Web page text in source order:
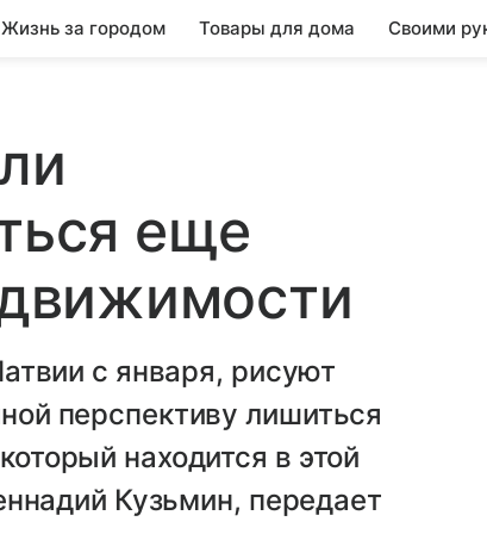
Жизнь за городом Товары для дома Своими
еще
с января, рисуют
перспективу лишиться
находится в этой
Кузьмин, передает